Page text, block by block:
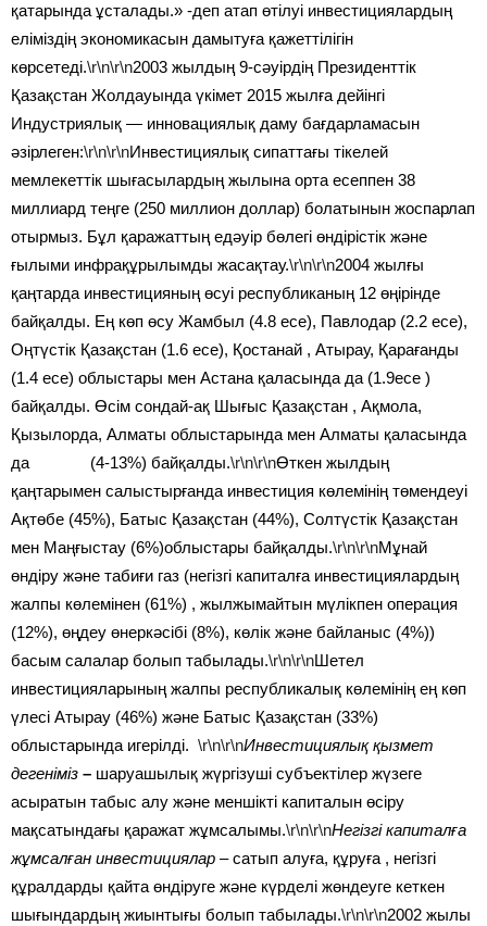
қатарында ұсталады.» -деп атап өтілуі инвестициялардың
еліміздің экономикасын дамытуға қажеттілігін
көрсетеді.\r\n\r\n2003 жылдың 9-сәуірдің Президенттік
Қазақстан Жолдауында үкімет 2015 жылға дейінгі
Индустриялық — инновациялық даму бағдарламасын
әзірлеген:\r\n\r\nИнвестициялық сипаттағы тікелей
мемлекеттік шығасылардың жылына орта есеппен 38
миллиард теңге (250 миллион доллар) болатынын жоспарлап
отырмыз. Бұл қаражаттың едәуір бөлегі өндірістік және
ғылыми инфрақұрылымды жасақтау.\r\n\r\n2004 жылғы
қаңтарда инвестицияның өсуі республиканың 12 өңірінде
байқалды. Ең көп өсу Жамбыл (4.8 есе), Павлодар (2.2 есе),
Оңтүстік Қазақстан (1.6 есе), Қостанай , Атырау, Қарағанды
(1.4 есе) облыстары мен Астана қаласында да (1.9есе )
байқалды. Өсім сондай-ақ Шығыс Қазақстан , Ақмола,
Қызылорда, Алматы облыстарында мен Алматы қаласында
да (4-13%) байқалды.\r\n\r\nӨткен жылдың
қаңтарымен салыстырғанда инвестиция көлемінің төмендеуі
Ақтөбе (45%), Батыс Қазақстан (44%), Солтүстік Қазақстан
мен Маңғыстау (6%)облыстары байқалды.\r\n\r\nМұнай
өндіру және табиғи газ (негізгі капиталға инвестициялардың
жалпы көлемінен (61%) , жылжымайтын мүлікпен операция
(12%), өңдеу өнеркәсібі (8%), көлік және байланыс (4%))
басым салалар болып табылады.\r\n\r\nШетел
инвестицияларының жалпы республикалық көлемінің ең көп
үлесі Атырау (46%) және Батыс Қазақстан (33%)
облыстарында игерілді. \r\n\r\nИнвестициялық қызмет
дегеніміз – шаруашылық жүргізуші субъектілер жүзеге
асыратын табыс алу және меншікті капиталын өсіру
мақсатындағы қаражат жұмсалымы.\r\n\r\nНегізгі капиталға
жұмсалған инвестициялар – сатып алуға, құруға , негізгі
құралдарды қайта өндіруге және күрделі жөндеуге кеткен
шығындардың жиынтығы болып табылады.\r\n\r\n2002 жылы